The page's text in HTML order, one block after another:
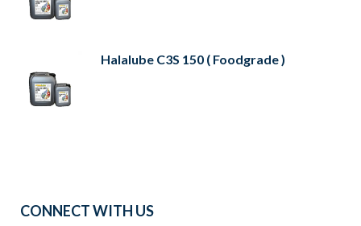
Halalube C3S 150 ( Foodgrade )
CONNECT WITH US